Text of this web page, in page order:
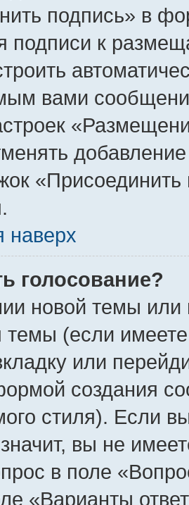
подпись» в
подписи к
вами
наверх
голосование?
новой темы или
(если
или
создания
стиля). Если
вы не
в поле
«Варианты